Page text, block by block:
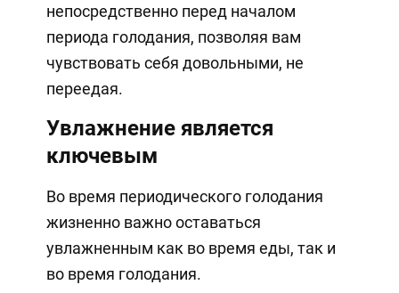
непосредственно перед началом
периода голодания, позволяя вам
чувствовать себя довольными, не
переедая.
Увлажнение является
ключевым
Во время периодического голодания
жизненно важно оставаться
увлажненным как во время еды, так и
во время голодания.